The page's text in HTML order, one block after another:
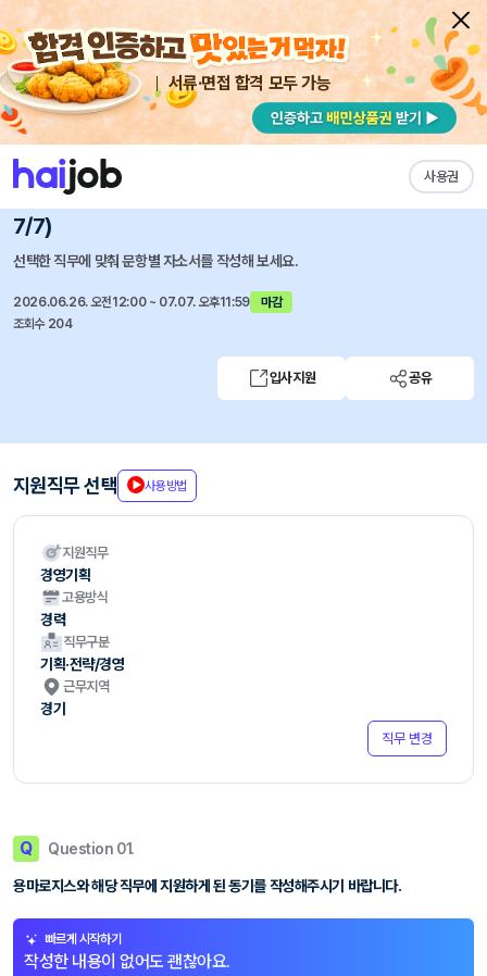
서류·면접 합격 모두 가능
사용권
채용공고 자소서 자유항목 자소서 내 작성목록
용마로지스 즐겨찾기
용마로지스 2026년 6월, 각 부문별 신입 및 경력 채용(~
7/7)
선택한 직무에 맞춰 문항별 자소서를 작성해 보세요.
2026.06.26. 오전12:00 ~ 07.07. 오후11:59
마감
조회수 204
입사지원 공유
지원직무 선택 사용방법
지원직무
경영기획
고용방식
경력
직무구분
기획·전략/경영
근무지역
경기
직무 변경
Q Question 01.
용마로지스와 해당 직무에 지원하게 된 동기를 작성해주시기 바랍니다.
빠르게 시작하기
작성한 내용이 없어도 괜찮아요.